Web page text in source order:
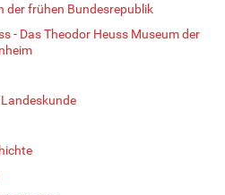
der frühen Bundesrepublik
- Das Theodor Heuss Museum der